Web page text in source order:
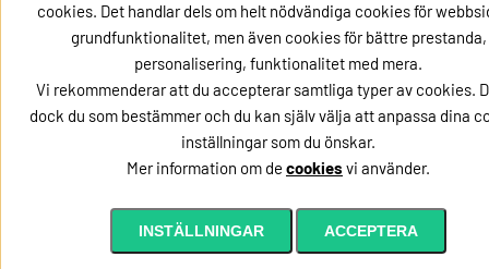
Lägg i kundvagnen
cookies. Det handlar dels om helt nödvändiga cookies för
grundfunktionalitet, men även cookies för bättre prestanda,
personalisering, funktionalitet med mera.
Vi rekommenderar att du accepterar samtliga typer av cookies.
dock du som bestämmer och du kan själv välja att anpassa dina
inställningar som du önskar.
Mer information om de cookies vi använder.
INSTÄLLNINGAR ACCEPTERA